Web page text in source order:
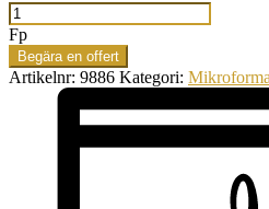
Mikroform
svart+Lock
1180ml,
200set
mängd
Fp
Begära en offert
Artikelnr: 9886 Kategori: